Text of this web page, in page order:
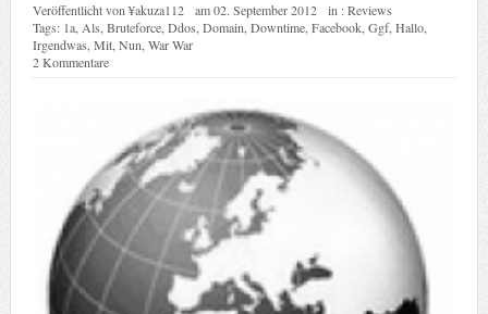
Veröffentlicht von¥akuza112 am02. September 2012 in :Reviews
Tags: 1a,Als,Bruteforce,Ddos,Domain,Downtime,Facebook,Ggf,Hallo,
Irgendwas,Mit,Nun,War War
2 Kommentare